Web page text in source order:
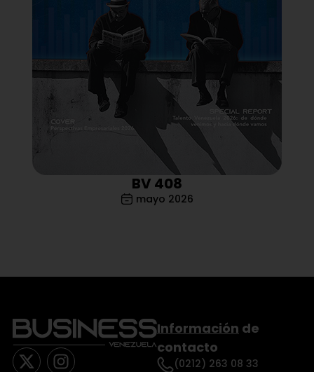
BV 408
mayo 2026
Información de
contacto
(0212) 263 08 33